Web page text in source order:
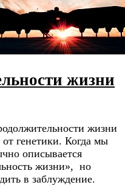
жизни
жизни
от генетики. Когда мы
описывается
жизни», но
в заблуждение.